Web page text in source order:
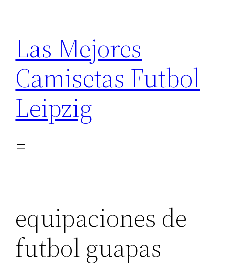
contenido
Las Mejores
Camisetas Futbol
Leipzig
equipaciones de
futbol guapas